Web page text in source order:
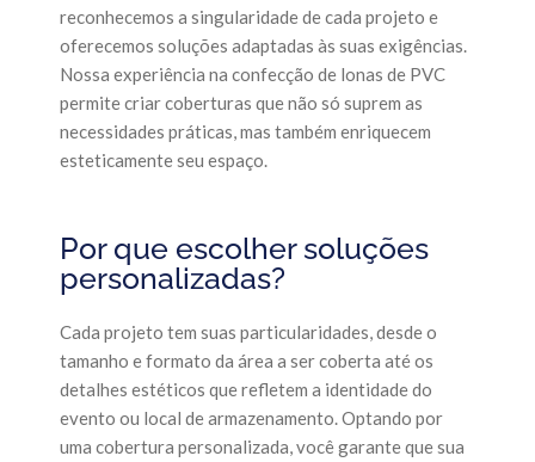
reconhecemos a singularidade de cada projeto e
oferecemos soluções adaptadas às suas exigências.
Nossa experiência na confecção de lonas de PVC
permite criar coberturas que não só suprem as
necessidades práticas, mas também enriquecem
esteticamente seu espaço.
Por que escolher soluções
personalizadas?
Cada projeto tem suas particularidades, desde o
tamanho e formato da área a ser coberta até os
detalhes estéticos que refletem a identidade do
evento ou local de armazenamento. Optando por
uma cobertura personalizada, você garante que sua